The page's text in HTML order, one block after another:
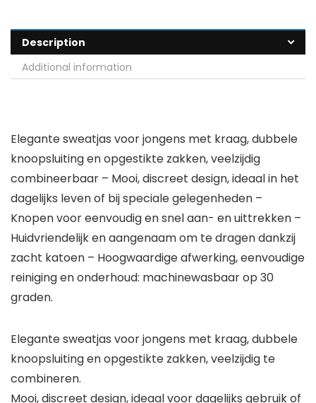
Description
Additional information
Elegante sweatjas voor jongens met kraag, dubbele
knoopsluiting en opgestikte zakken, veelzijdig
combineerbaar – Mooi, discreet design, ideaal in het
dagelijks leven of bij speciale gelegenheden –
Knopen voor eenvoudig en snel aan- en uittrekken –
Huidvriendelijk en aangenaam om te dragen dankzij
zacht katoen – Hoogwaardige afwerking, eenvoudige
reiniging en onderhoud: machinewasbaar op 30
graden.
Elegante sweatjas voor jongens met kraag, dubbele
knoopsluiting en opgestikte zakken, veelzijdig te
combineren.
Mooi, discreet design, ideaal voor dagelijks gebruik of